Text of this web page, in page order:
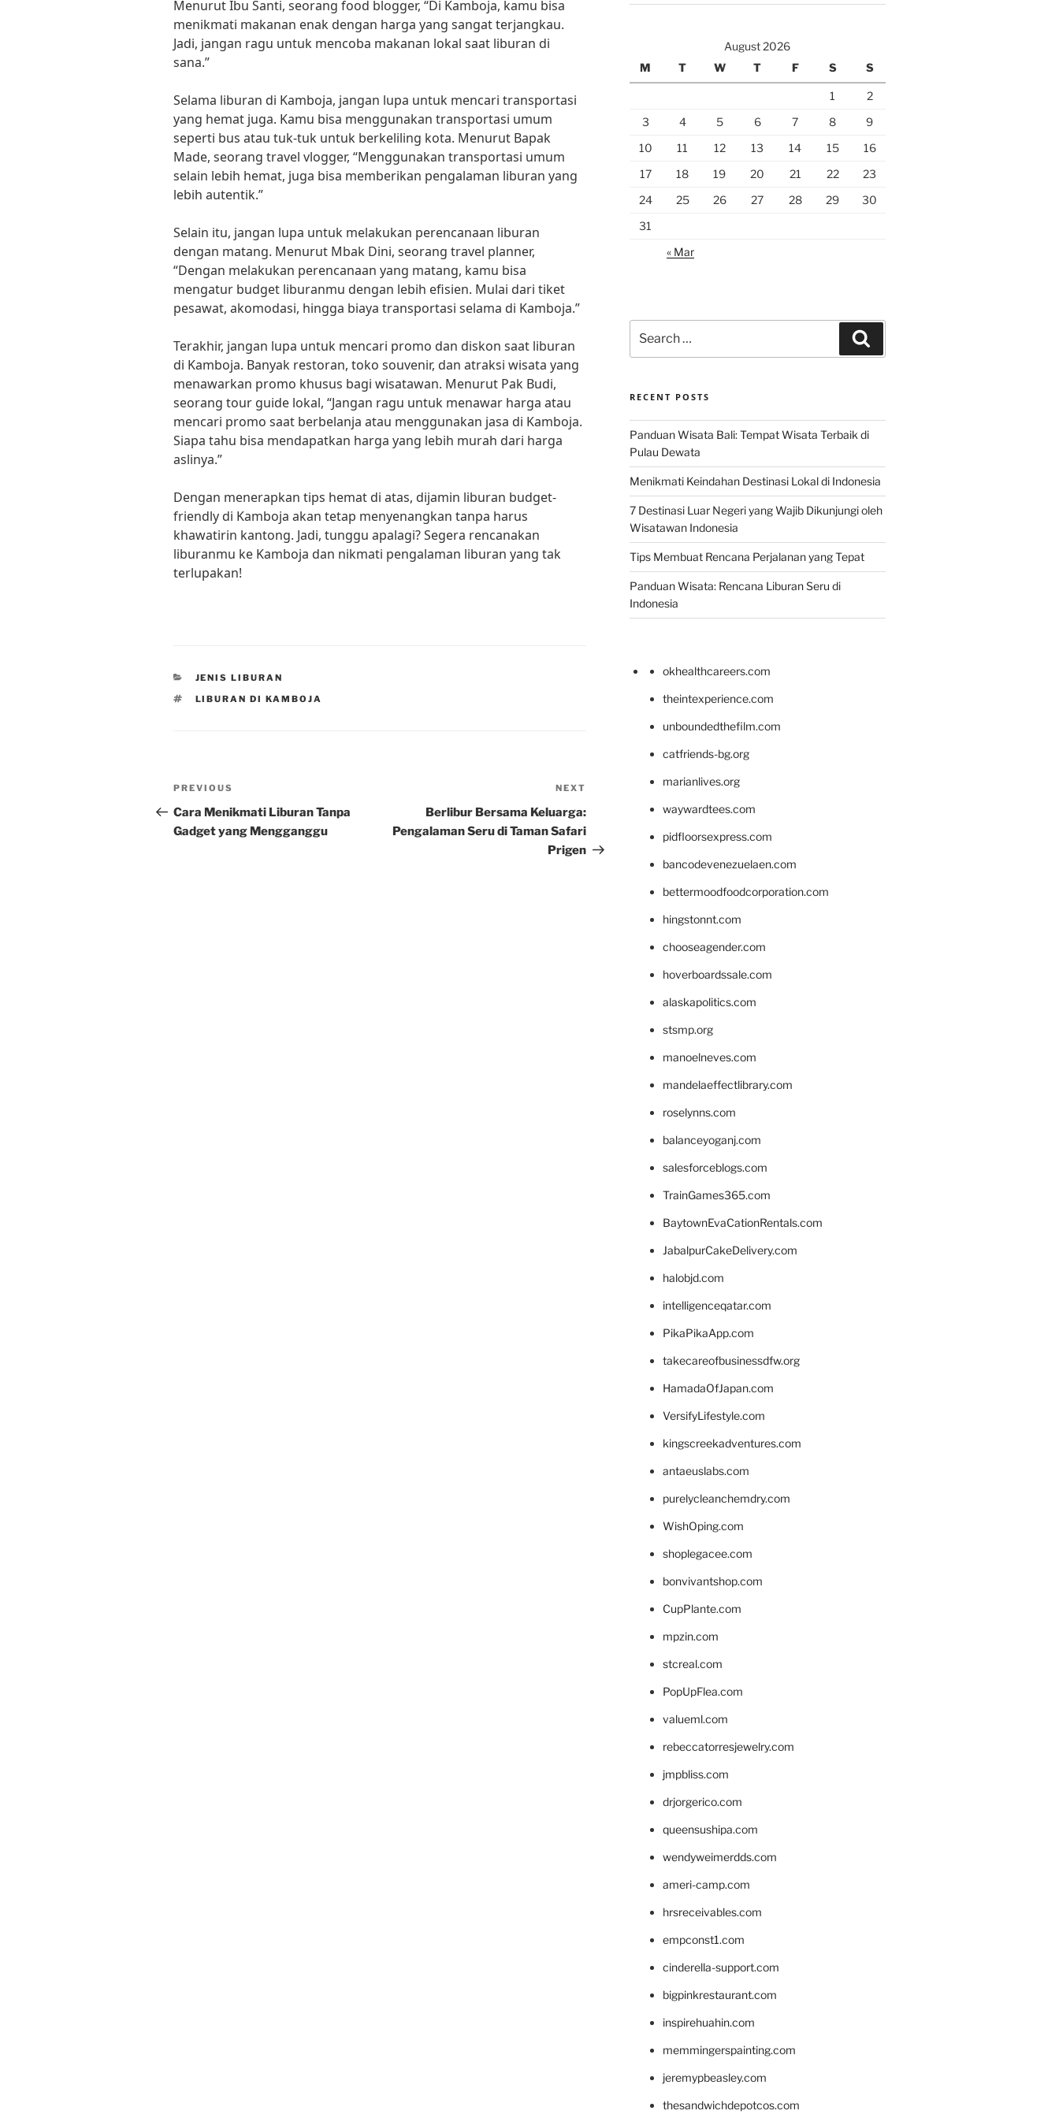
Menurut Ibu Santi, seorang food blogger, “Di Kamboja, kamu bisa
menikmati makanan enak dengan harga yang sangat terjangkau.
Jadi, jangan ragu untuk mencoba makanan lokal saat liburan di
sana.”
Selama liburan di Kamboja, jangan lupa untuk mencari transportasi
yang hemat juga. Kamu bisa menggunakan transportasi umum
seperti bus atau tuk-tuk untuk berkeliling kota. Menurut Bapak
Made, seorang travel vlogger, “Menggunakan transportasi umum
selain lebih hemat, juga bisa memberikan pengalaman liburan yang
lebih autentik.”
Selain itu, jangan lupa untuk melakukan perencanaan liburan
dengan matang. Menurut Mbak Dini, seorang travel planner,
“Dengan melakukan perencanaan yang matang, kamu bisa
mengatur budget liburanmu dengan lebih efisien. Mulai dari tiket
pesawat, akomodasi, hingga biaya transportasi selama di Kamboja.”
Terakhir, jangan lupa untuk mencari promo dan diskon saat liburan
di Kamboja. Banyak restoran, toko souvenir, dan atraksi wisata yang
menawarkan promo khusus bagi wisatawan. Menurut Pak Budi,
seorang tour guide lokal, “Jangan ragu untuk menawar harga atau
mencari promo saat berbelanja atau menggunakan jasa di Kamboja.
Siapa tahu bisa mendapatkan harga yang lebih murah dari harga
aslinya.”
Dengan menerapkan tips hemat di atas, dijamin liburan budget-
friendly di Kamboja akan tetap menyenangkan tanpa harus
khawatirin kantong. Jadi, tunggu apalagi? Segera rencanakan
liburanmu ke Kamboja dan nikmati pengalaman liburan yang tak
terlupakan!
CATEGORIES
JENIS LIBURAN
TAGS
LIBURAN DI KAMBOJA
Post
navigation
Previous
Post
PREVIOUS
Cara Menikmati Liburan Tanpa
Gadget yang Mengganggu
Post
NEXT
Berlibur Bersama Keluarga:
Pengalaman Seru di Taman Safari
Prigen
August 2026
M
T W T F S S
1
2
3
4 5 6 7 8
9
10
11 12 13 14 15
16
17
18 19 20 21 22
23
24
25 26 27 28 29
30
31
« Mar
for:
RECENT POSTS
Panduan Wisata Bali: Tempat Wisata Terbaik di
Pulau Dewata
Menikmati Keindahan Destinasi Lokal di Indonesia
7 Destinasi Luar Negeri yang Wajib Dikunjungi oleh
Wisatawan Indonesia
Tips Membuat Rencana Perjalanan yang Tepat
Panduan Wisata: Rencana Liburan Seru di
Indonesia
okhealthcareers.com
theintexperience.com
unboundedthefilm.com
catfriends-bg.org
marianlives.org
waywardtees.com
pidfloorsexpress.com
bancodevenezuelaen.com
bettermoodfoodcorporation.com
hingstonnt.com
chooseagender.com
hoverboardssale.com
alaskapolitics.com
stsmp.org
manoelneves.com
mandelaeffectlibrary.com
roselynns.com
balanceyoganj.com
salesforceblogs.com
TrainGames365.com
BaytownEvaCationRentals.com
JabalpurCakeDelivery.com
halobjd.com
intelligenceqatar.com
PikaPikaApp.com
takecareofbusinessdfw.org
HamadaOfJapan.com
VersifyLifestyle.com
kingscreekadventures.com
antaeuslabs.com
purelycleanchemdry.com
WishOping.com
shoplegacee.com
bonvivantshop.com
CupPlante.com
mpzin.com
stcreal.com
PopUpFlea.com
valueml.com
rebeccatorresjewelry.com
jmpbliss.com
drjorgerico.com
queensushipa.com
wendyweimerdds.com
ameri-camp.com
hrsreceivables.com
empconst1.com
cinderella-support.com
bigpinkrestaurant.com
inspirehuahin.com
memmingerspainting.com
jeremypbeasley.com
thesandwichdepotcos.com